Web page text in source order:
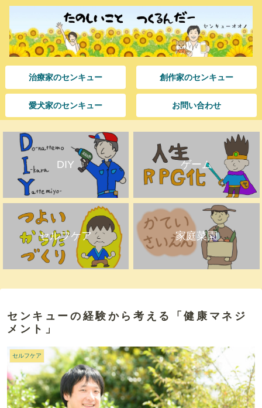
治療家のセンキュー 創作家のセンキュー
愛犬家のセンキュー お問い合わせ
DIY ゲーム
セルフケア 家庭菜園
センキューの経験から考える「健康マネジ
メント」
セルフケア